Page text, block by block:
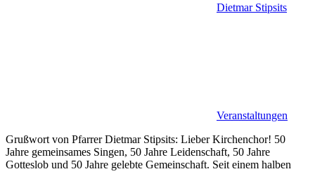
Dietmar Stipsits
Veranstaltungen
Grußwort von Pfarrer Dietmar Stipsits: Lieber Kirchenchor! 50
Jahre gemeinsames Singen, 50 Jahre Leidenschaft, 50 Jahre
Gotteslob und 50 Jahre gelebte Gemeinschaft. Seit einem halben